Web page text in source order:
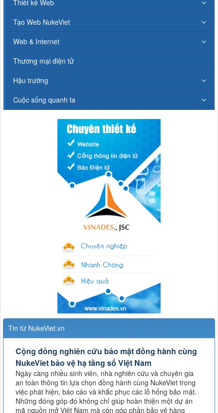
Thiết kế Web
Tạo Web NukeViet
Web & Internet
Thương mại điện tử
Hậu trường
Cuộc sống quanh ta
Tin từ NukeViet.vn
Cộng đồng nghiên cứu bảo mật đồng hành cùng
NukeViet bảo vệ hạ tầng số Việt Nam
Ngày càng nhiều sinh viên, nhà nghiên cứu và chuyên gia
an toàn thông tin lựa chọn đồng hành cùng NukeViet trong
việc phát hiện, báo cáo và khắc phục các lỗ hổng bảo mật.
Những đóng góp đó không chỉ giúp hoàn thiện một dự án
mã nguồn mở Việt Nam mà còn góp phần bảo vệ hàng